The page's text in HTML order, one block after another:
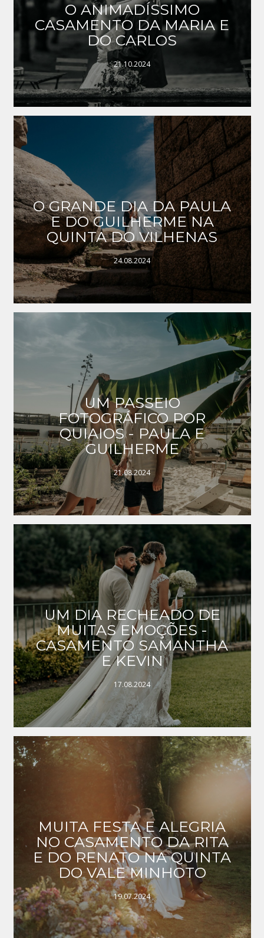
O ANIMADÍSSIMO
CASAMENTO DA MARIA E
DO CARLOS
21.10.2024
O GRANDE DIA DA PAULA
E DO GUILHERME NA
QUINTA DO VILHENAS
24.08.2024
UM PASSEIO
FOTOGRÁFICO POR
QUIAIOS - PAULA E
GUILHERME
21.08.2024
UM DIA RECHEADO DE
MUITAS EMOÇÕES -
CASAMENTO SAMANTHA
E KEVIN
17.08.2024
MUITA FESTA E ALEGRIA
NO CASAMENTO DA RITA
E DO RENATO NA QUINTA
DO VALE MINHOTO
19.07.2024